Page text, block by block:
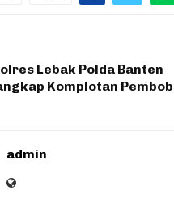
Lebak Polda Banten
Komplotan
admin